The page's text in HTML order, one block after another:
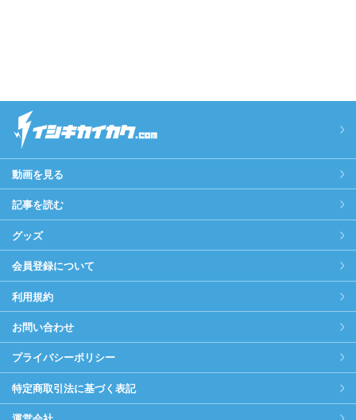
動画を見る
記事を読む
グッズ
会員登録について
利用規約
お問い合わせ
プライバシーポリシー
特定商取引法に基づく表記